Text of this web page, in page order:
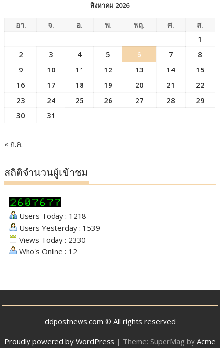
สิงหาคม 2026
อา. จ. อ. พ. พฤ. ศ.
ส.
1
2
3 4 5 6 7
8
9
10 11 12 13 14
15
16
17 18 19 20 21
22
23
24 25 26 27 28
29
30
31
« ก.ค.
สถิติจำนวนผู้เข้าชม
Users Today : 1218
Users Yesterday : 1539
Views Today : 2330
Who's Online : 12
ddpostnews.com © All rights reserved
Proudly powered by WordPress | Theme: SuperMag by Acme